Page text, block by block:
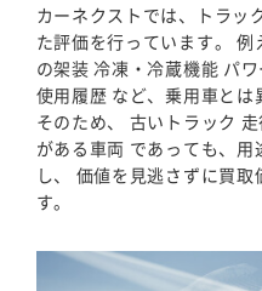
カーネクストでは、トラッ
た評価を行っています。
の架装 冷凍・冷蔵機能 パ
使用履歴 など、乗用車とは
そのため、 古いトラック
がある車両 であっても、
し、 価値を見逃さずに買
す。